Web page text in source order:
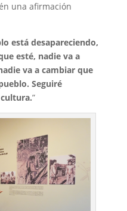
una afirmación
está desapareciendo,
esté, nadie va a
va a cambiar que
Seguiré
”